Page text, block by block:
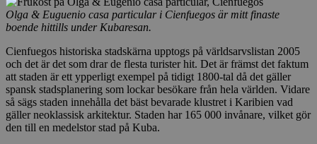
Olga & Euguenio casa particular i Cienfuegos är mitt finaste
boende hittills under Kubaresan.
Cienfuegos historiska stadskärna upptogs på världsarvslistan 2005
och det är det som drar de flesta turister hit. Det är främst det faktum
att staden är ett ypperligt exempel på tidigt 1800-tal då det gäller
spansk stadsplanering som lockar besökare från hela världen. Vidare
så sägs staden innehålla det bäst bevarade klustret i Karibien vad
gäller neoklassisk arkitektur. Staden har 165 000 invånare, vilket gör
den till en medelstor stad på Kuba.